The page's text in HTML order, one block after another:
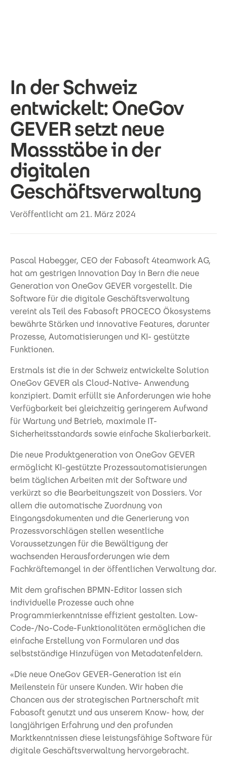
In der Schweiz
entwickelt: OneGov
GEVER setzt neue
Massstäbe in der
digitalen
Geschäftsverwaltung
Veröffentlicht am 21. März 2024
Pascal Habegger, CEO der Fabasoft 4teamwork AG,
hat am gestrigen Innovation Day in Bern die neue
Generation von OneGov GEVER vorgestellt. Die
Software für die digitale Geschäftsverwaltung
vereint als Teil des Fabasoft PROCECO Ökosystems
bewährte Stärken und innovative Features, darunter
Prozesse, Automatisierungen und KI- gestützte
Funktionen.
Erstmals ist die in der Schweiz entwickelte Solution
OneGov GEVER als Cloud-Native- Anwendung
konzipiert. Damit erfüllt sie Anforderungen wie hohe
Verfügbarkeit bei gleichzeitig geringerem Aufwand
für Wartung und Betrieb, maximale IT-
Sicherheitsstandards sowie einfache Skalierbarkeit.
Die neue Produktgeneration von OneGov GEVER
ermöglicht KI-gestützte Prozessautomatisierungen
beim täglichen Arbeiten mit der Software und
verkürzt so die Bearbeitungszeit von Dossiers. Vor
allem die automatische Zuordnung von
Eingangsdokumenten und die Generierung von
Prozessvorschlägen stellen wesentliche
Voraussetzungen für die Bewältigung der
wachsenden Herausforderungen wie dem
Fachkräftemangel in der öffentlichen Verwaltung dar.
Mit dem grafischen BPMN-Editor lassen sich
individuelle Prozesse auch ohne
Programmierkenntnisse effizient gestalten. Low-
Code-/No-Code-Funktionalitäten ermöglichen die
einfache Erstellung von Formularen und das
selbstständige Hinzufügen von Metadatenfeldern.
«Die neue OneGov GEVER-Generation ist ein
Meilenstein für unsere Kunden. Wir haben die
Chancen aus der strategischen Partnerschaft mit
Fabasoft genutzt und aus unserem Know- how, der
langjährigen Erfahrung und den profunden
Marktkenntnissen diese leistungsfähige Software für
digitale Geschäftsverwaltung hervorgebracht.